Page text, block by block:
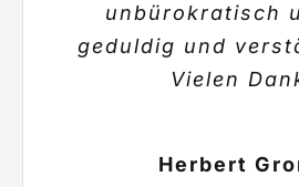
unbürokratisch
geduldig und
Vielen
Herbert